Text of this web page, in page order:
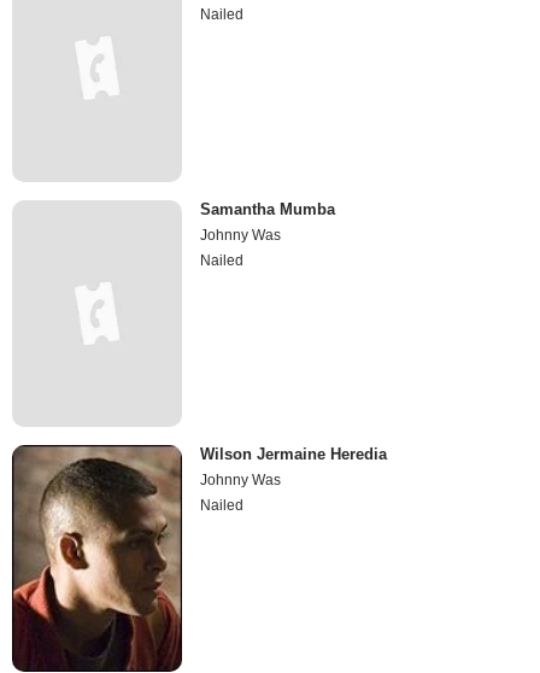
Nailed
Samantha Mumba
Johnny Was
Nailed
Wilson Jermaine Heredia
Johnny Was
Nailed